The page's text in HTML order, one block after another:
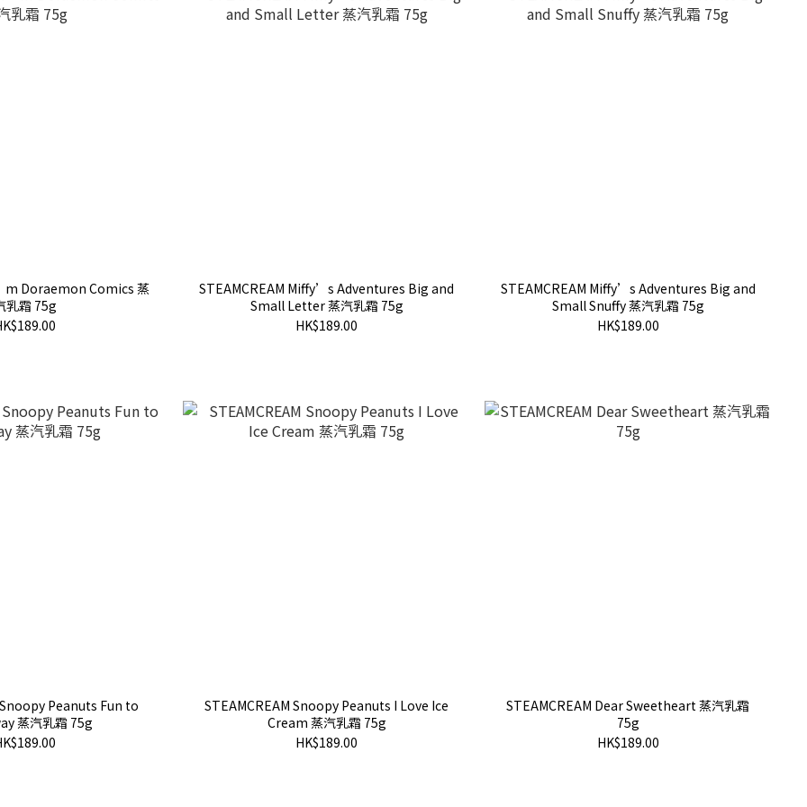
Doraemon Comics 蒸
乳霜 75g
STEAMCREAM Miffy’s Adventures Big and
Small Letter 蒸汽乳霜 75g
HK$189.00
STEAMCREAM Miffy’s Adventures Big and
Small Snuffy 蒸汽乳霜 75g
HK$189.00
Peanuts Fun to
蒸汽乳霜 75g
STEAMCREAM Snoopy Peanuts I Love Ice
Cream 蒸汽乳霜 75g
HK$189.00
STEAMCREAM Dear Sweetheart 蒸汽乳霜
75g
HK$189.00